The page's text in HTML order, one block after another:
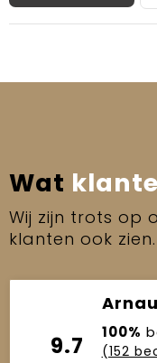
Wat
Wij zijn trots op
klanten ook zien.
9.7 100%
(152